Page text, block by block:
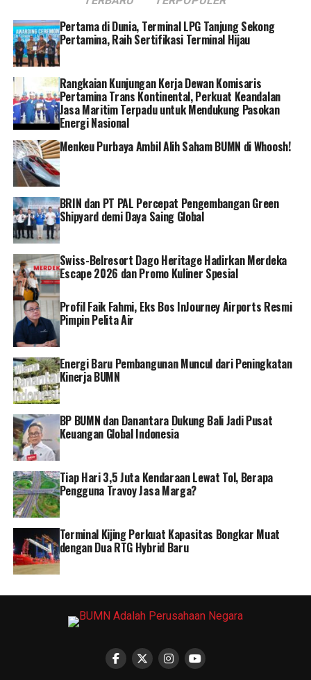
Pertama di Dunia, Terminal LPG Tanjung Sekong
Pertamina, Raih Sertifikasi Terminal Hijau
Rangkaian Kunjungan Kerja Dewan Komisaris
Pertamina Trans Kontinental, Perkuat Keandalan
Jasa Maritim Terpadu untuk Mendukung Pasokan
Energi Nasional
Menkeu Purbaya Ambil Alih Saham BUMN di Whoosh!
BRIN dan PT PAL Percepat Pengembangan Green
Shipyard demi Daya Saing Global
Swiss-Belresort Dago Heritage Hadirkan Merdeka
Escape 2026 dan Promo Kuliner Spesial
Profil Faik Fahmi, Eks Bos InJourney Airports Resmi
Pimpin Pelita Air
Energi Baru Pembangunan Muncul dari Peningkatan
Kinerja BUMN
BP BUMN dan Danantara Dukung Bali Jadi Pusat
Keuangan Global Indonesia
Tiap Hari 3,5 Juta Kendaraan Lewat Tol, Berapa
Pengguna Travoy Jasa Marga?
Terminal Kijing Perkuat Kapasitas Bongkar Muat
dengan Dua RTG Hybrid Baru